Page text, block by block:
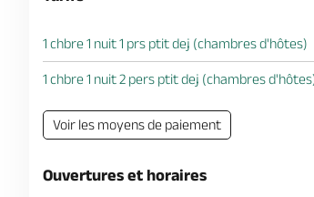
1 chbre 1 nuit 1 prs ptit dej (chambres d'hôtes)
1 chbre 1 nuit 2 pers ptit dej (chambres
Voir les moyens de paiement
Ouvertures et horaires